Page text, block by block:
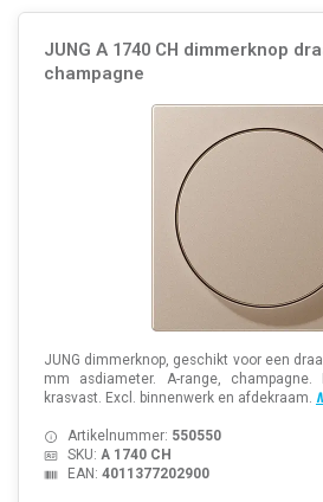
JUNG A 1740 CH dimmerknop
champagne
JUNG dimmerknop, geschikt voor een
mm asdiameter. A-range, champagne.
krasvast. Excl. binnenwerk en afdekraam.
Artikelnummer: 550550
SKU: A 1740 CH
EAN: 4011377202900